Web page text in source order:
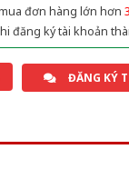
đơn hàng lớn hơn
đăng ký tài khoản
ĐĂNG KÝ